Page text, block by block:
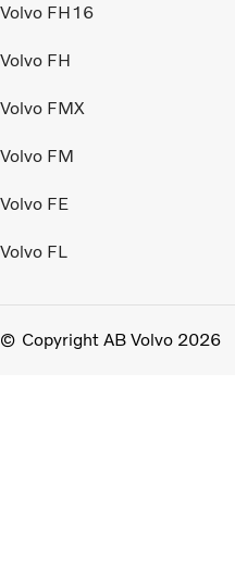
Volvo FH16
Volvo FH
Volvo FMX
Volvo FM
Volvo FE
Volvo FL
Copyright AB Volvo 2026